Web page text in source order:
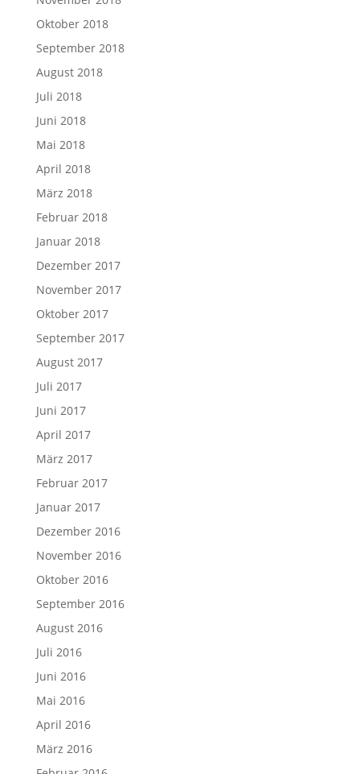
Oktober 2018
September 2018
August 2018
Juli 2018
Juni 2018
Mai 2018
April 2018
März 2018
Februar 2018
Januar 2018
Dezember 2017
November 2017
Oktober 2017
September 2017
August 2017
Juli 2017
Juni 2017
April 2017
März 2017
Februar 2017
Januar 2017
Dezember 2016
November 2016
Oktober 2016
September 2016
August 2016
Juli 2016
Juni 2016
Mai 2016
April 2016
März 2016